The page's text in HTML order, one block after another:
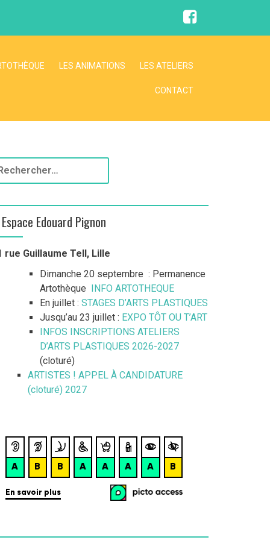
F
a
LES ANIMATIONS LES ATELIERS
CONTACT
Espace Edouard Pignon
rue Guillaume Tell, Lille
Dimanche 20 septembre : Permanence
Artothèque INFO ARTOTHEQUE
En juillet : STAGES D’ARTS PLASTIQUES
Jusqu’au 23 juillet : EXPO TÔT OU T’ART
INFOS INSCRIPTIONS ATELIERS
D’ARTS PLASTIQUES 2026-2027
(cloturé)
ARTISTES ! APPEL À CANDIDATURE
(cloturé) 2027